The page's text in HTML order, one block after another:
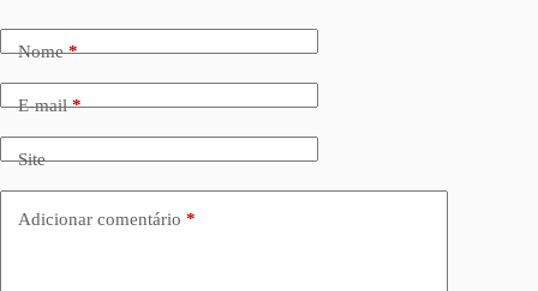
Nome*
E-mail*
Site
Adicionar comentário *